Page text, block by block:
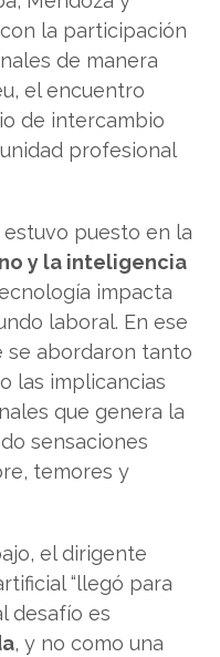
la participación
de manera
el encuentro
de intercambio
profesional
puesto en la
y la inteligencia
impacta
laboral. En ese
se abordaron tanto
las implicancias
que genera la
sensaciones
temores y
el dirigente
“llegó para
desafío es
, y no como una